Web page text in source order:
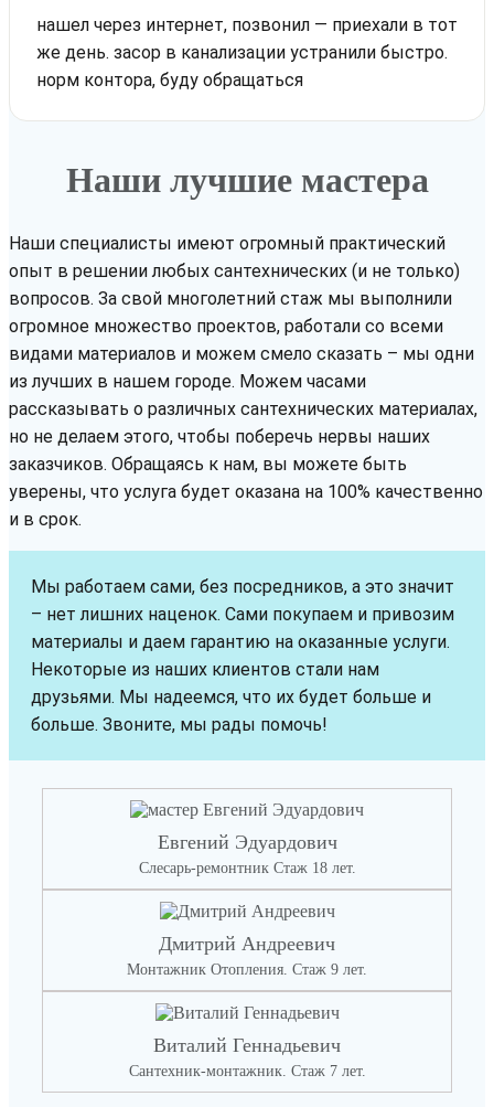
нашел через интернет, позвонил — приехали в тот
же день. засор в канализации устранили быстро.
норм контора, буду обращаться
Наши лучшие мастера
Наши специалисты имеют огромный практический
опыт в решении любых сантехнических (и не только)
вопросов. За свой многолетний стаж мы выполнили
огромное множество проектов, работали со всеми
видами материалов и можем смело сказать – мы одни
из лучших в нашем городе. Можем часами
рассказывать о различных сантехнических материалах,
но не делаем этого, чтобы поберечь нервы наших
заказчиков. Обращаясь к нам, вы можете быть
уверены, что услуга будет оказана на 100% качественно
и в срок.
Мы работаем сами, без посредников, а это значит
– нет лишних наценок. Сами покупаем и привозим
материалы и даем гарантию на оказанные услуги.
Некоторые из наших клиентов стали нам
друзьями. Мы надеемся, что их будет больше и
больше. Звоните, мы рады помочь!
Евгений Эдуардович
Слесарь-ремонтник Стаж 18 лет.
Дмитрий Андреевич
Монтажник Отопления. Стаж 9 лет.
Виталий Геннадьевич
Сантехник-монтажник. Стаж 7 лет.